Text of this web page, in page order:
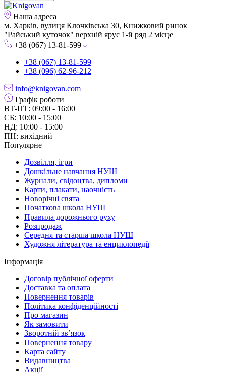
Наша адреса
м. Харків, вулиця Клочківська 30, Книжковий ринок
"Райський куточок" верхній ярус 1-й ряд 2 місце
+38 (067) 13-81-599
+38 (067) 13-81-599
+38 (096) 62-96-212
info@knigovan.com
Графік роботи
ВТ-ПТ: 09:00 - 16:00
СБ: 10:00 - 15:00
НД: 10:00 - 15:00
ПН: вихідний
Популярне
Дозвілля, ігри
Дошкільне навчання НУШ
Журнали, свідоцтва, дипломи
Карти, плакати, наочність
Новорічні свята
Початкова школа НУШ
Правила дорожнього руху
Розпродаж
Середня та старша школа НУШ
Художня література та енциклопедії
Інформація
Договір публічної оферти
Доставка та оплата
Повернення товарів
Політика конфіденційності
Про магазин
Як замовити
Зворотній зв’язок
Повернення товару
Карта сайту
Видавництва
Акції